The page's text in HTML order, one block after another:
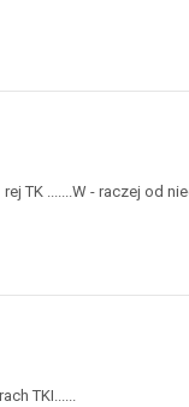
TK .......W - raczej od
TKI......